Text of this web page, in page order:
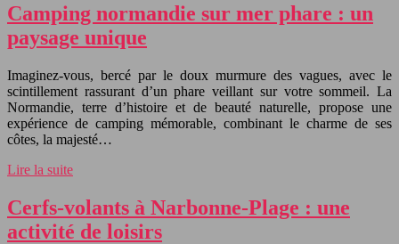
Camping normandie sur mer phare : un
paysage unique
Imaginez-vous, bercé par le doux murmure des vagues, avec le
scintillement rassurant d’un phare veillant sur votre sommeil. La
Normandie, terre d’histoire et de beauté naturelle, propose une
expérience de camping mémorable, combinant le charme de ses
côtes, la majesté…
Lire la suite
Cerfs-volants à Narbonne-Plage : une
activité de loisirs